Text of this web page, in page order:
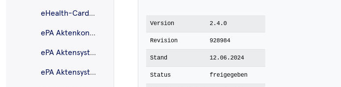
eHealth-CardLink
ePA Aktenkontoverwaltung
ePA Aktensystem
ePA Aktensystem ePA für alle
Version 2.4.0
Revision 928984
Stand 12.06.2024
Status freigegeben